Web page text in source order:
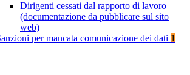
Dirigenti cessati dal rapporto di lavoro
(documentazione da pubblicare sul sito
web)
per mancata comunicazione dei dati 1